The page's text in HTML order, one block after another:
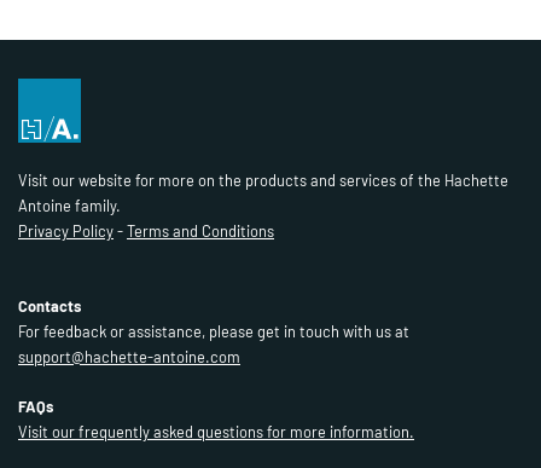
Visit our website for more on the products and services of the Hachette
Antoine family.
Privacy Policy-Terms and Conditions
Contacts
For feedback or assistance, please get in touch with us at
support@hachette-antoine.com
FAQs
Visit our frequently asked questions for more information.